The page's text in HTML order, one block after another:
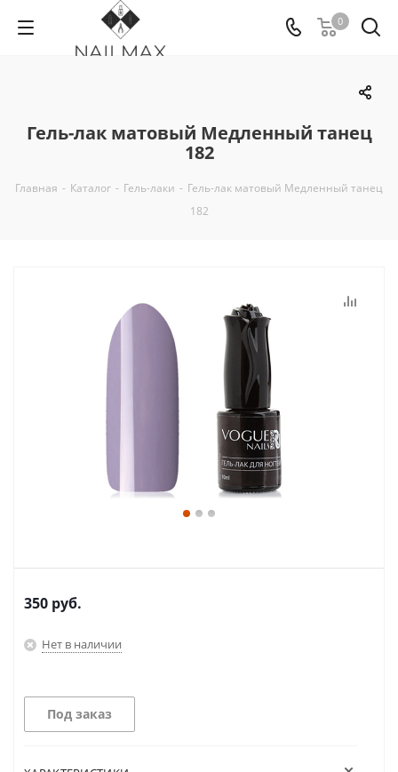
0
Гель-лак матовый Медленный танец
182
Главная - Каталог - Гель-лаки - Гель-лак матовый Медленный танец
182
350 руб.
Нет в наличии
Под заказ